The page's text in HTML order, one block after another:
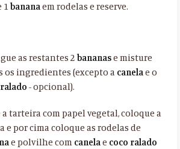
1bananaem rodelas e reserve.
as restantes 2 bananase misture
os ingredientes (excepto a canelae o
- opcional).
a tarteira com papel vegetal, coloque a
e por cima coloque as rodelas de
e polvilhe com canelae coco ralado